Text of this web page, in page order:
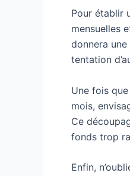
Pour établir
mensuelles
donnera
tentation
Une fois
mois,
Ce
fonds trop
Enfin,